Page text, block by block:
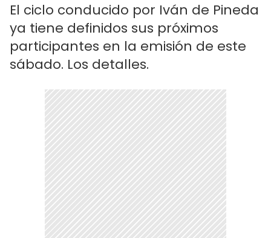
El ciclo conducido por Iván de Pineda
ya tiene definidos sus próximos
participantes en la emisión de este
sábado. Los detalles.